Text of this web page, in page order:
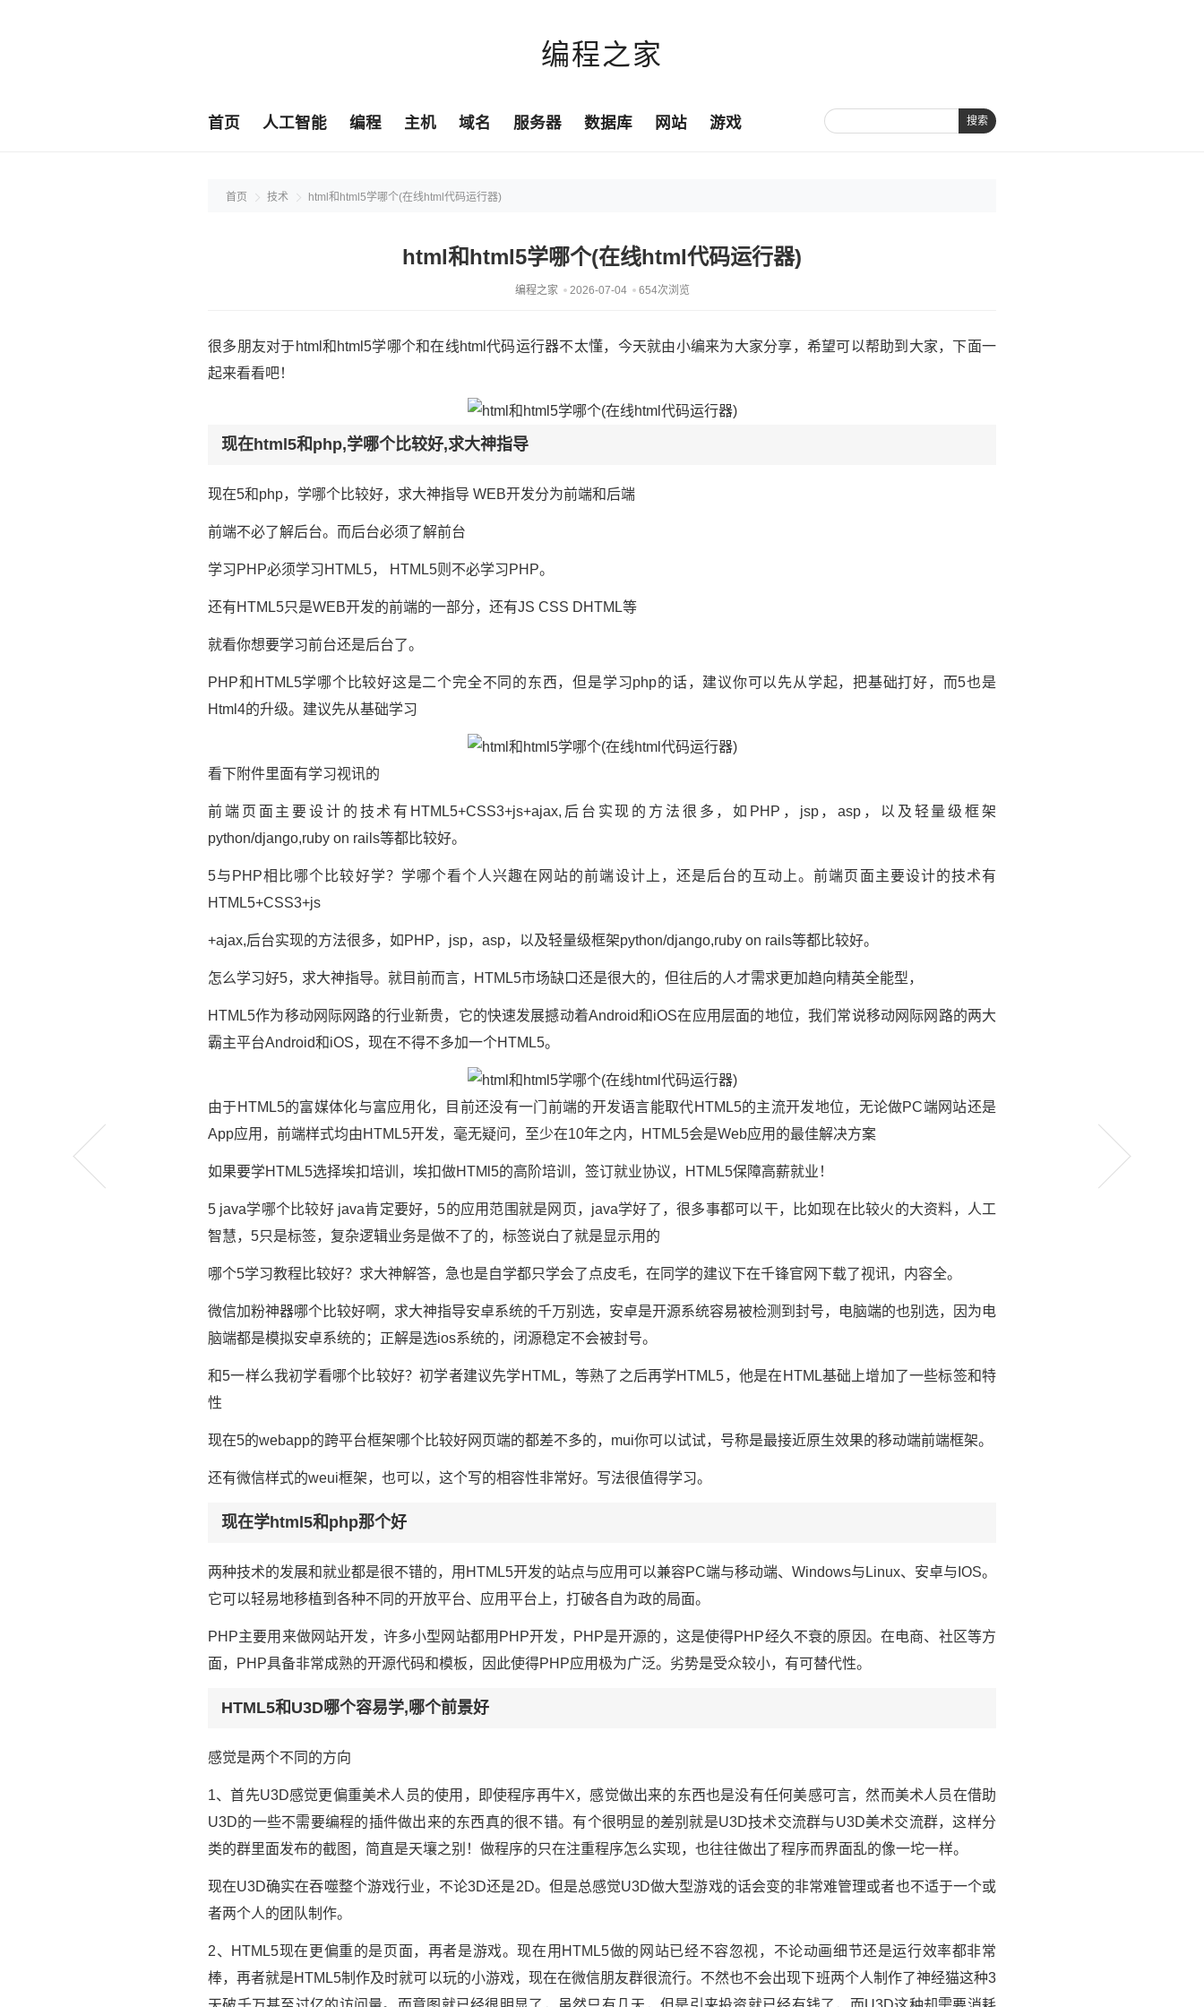
编程之家
首页 人工智能 编程 主机 域名 服务器 数据库 网站 游戏 搜索
首页 技术 html和html5学哪个(在线html代码运行器)
html和html5学哪个(在线html代码运行器)
编程之家 2026-07-04 654次浏览
很多朋友对于html和html5学哪个和在线html代码运行器不太懂，今天就由小编来为大家分享，希望可以帮助到大家，下面一
起来看看吧！
现在html5和php,学哪个比较好,求大神指导
现在5和php，学哪个比较好，求大神指导 WEB开发分为前端和后端
前端不必了解后台。而后台必须了解前台
学习PHP必须学习HTML5， HTML5则不必学习PHP。
还有HTML5只是WEB开发的前端的一部分，还有JS CSS DHTML等
就看你想要学习前台还是后台了。
PHP和HTML5学哪个比较好这是二个完全不同的东西，但是学习php的话，建议你可以先从学起，把基础打好，而5也是
Html4的升级。建议先从基础学习
看下附件里面有学习视讯的
前端页面主要设计的技术有HTML5+CSS3+js+ajax,后台实现的方法很多，如PHP，jsp，asp，以及轻量级框架
python/django,ruby on rails等都比较好。
5与PHP相比哪个比较好学？学哪个看个人兴趣在网站的前端设计上，还是后台的互动上。前端页面主要设计的技术有
HTML5+CSS3+js
+ajax,后台实现的方法很多，如PHP，jsp，asp，以及轻量级框架python/django,ruby on rails等都比较好。
怎么学习好5，求大神指导。就目前而言，HTML5市场缺口还是很大的，但往后的人才需求更加趋向精英全能型，
HTML5作为移动网际网路的行业新贵，它的快速发展撼动着Android和iOS在应用层面的地位，我们常说移动网际网路的两大
霸主平台Android和iOS，现在不得不多加一个HTML5。
由于HTML5的富媒体化与富应用化，目前还没有一门前端的开发语言能取代HTML5的主流开发地位，无论做PC端网站还是
App应用，前端样式均由HTML5开发，毫无疑问，至少在10年之内，HTML5会是Web应用的最佳解决方案
如果要学HTML5选择埃扣培训，埃扣做HTMl5的高阶培训，签订就业协议，HTML5保障高薪就业！
5 java学哪个比较好 java肯定要好，5的应用范围就是网页，java学好了，很多事都可以干，比如现在比较火的大资料，人工
智慧，5只是标签，复杂逻辑业务是做不了的，标签说白了就是显示用的
哪个5学习教程比较好？求大神解答，急也是自学都只学会了点皮毛，在同学的建议下在千锋官网下载了视讯，内容全。
微信加粉神器哪个比较好啊，求大神指导安卓系统的千万别选，安卓是开源系统容易被检测到封号，电脑端的也别选，因为电
脑端都是模拟安卓系统的；正解是选ios系统的，闭源稳定不会被封号。
和5一样么我初学看哪个比较好？初学者建议先学HTML，等熟了之后再学HTML5，他是在HTML基础上增加了一些标签和特
性
现在5的webapp的跨平台框架哪个比较好网页端的都差不多的，mui你可以试试，号称是最接近原生效果的移动端前端框架。
还有微信样式的weui框架，也可以，这个写的相容性非常好。写法很值得学习。
现在学html5和php那个好
两种技术的发展和就业都是很不错的，用HTML5开发的站点与应用可以兼容PC端与移动端、Windows与Linux、安卓与IOS。
它可以轻易地移植到各种不同的开放平台、应用平台上，打破各自为政的局面。
PHP主要用来做网站开发，许多小型网站都用PHP开发，PHP是开源的，这是使得PHP经久不衰的原因。在电商、社区等方
面，PHP具备非常成熟的开源代码和模板，因此使得PHP应用极为广泛。劣势是受众较小，有可替代性。
HTML5和U3D哪个容易学,哪个前景好
感觉是两个不同的方向
1、首先U3D感觉更偏重美术人员的使用，即使程序再牛X，感觉做出来的东西也是没有任何美感可言，然而美术人员在借助
U3D的一些不需要编程的插件做出来的东西真的很不错。有个很明显的差别就是U3D技术交流群与U3D美术交流群，这样分
类的群里面发布的截图，简直是天壤之别！做程序的只在注重程序怎么实现，也往往做出了程序而界面乱的像一坨一样。
现在U3D确实在吞噬整个游戏行业，不论3D还是2D。但是总感觉U3D做大型游戏的话会变的非常难管理或者也不适于一个或
者两个人的团队制作。
2、HTML5现在更偏重的是页面，再者是游戏。现在用HTML5做的网站已经不容忽视，不论动画细节还是运行效率都非常
棒，再者就是HTML5制作及时就可以玩的小游戏，现在在微信朋友群很流行。不然也不会出现下班两个人制作了神经猫这种3